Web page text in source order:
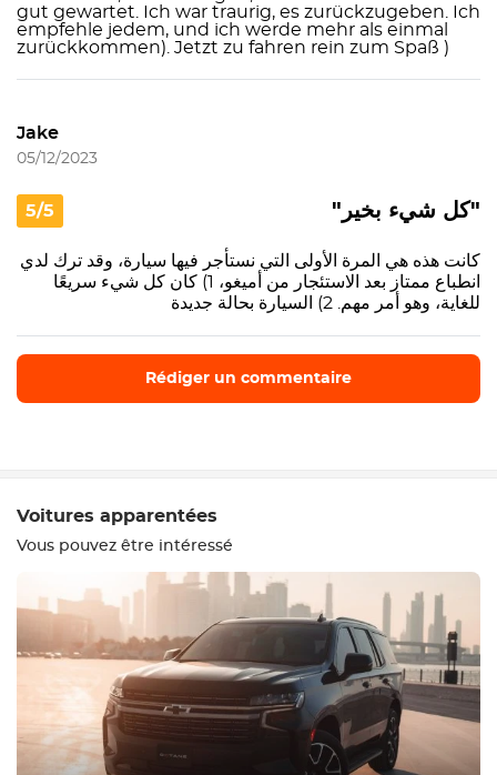
gut gewartet. Ich war traurig, es zurückzugeben. Ich
empfehle jedem, und ich werde mehr als einmal
zurückkommen). Jetzt zu fahren rein zum Spaß )
Jake
05/12/2023
5/5 "كل شيء بخير"
كانت هذه هي المرة الأولى التي نستأجر فيها سيارة، وقد ترك لدي
انطباع ممتاز بعد الاستئجار من أميغو، 1) كان كل شيء سريعًا
للغاية، وهو أمر مهم. 2) السيارة بحالة جديدة
Rédiger un commentaire
Equipement
Confortable
Voitures apparentées
Vous pouvez être intéressé